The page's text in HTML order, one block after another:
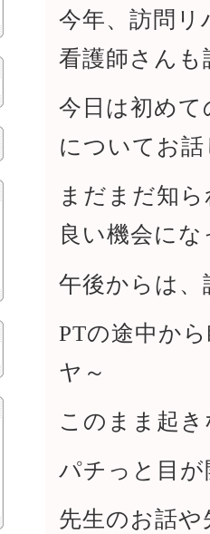
今年、訪問リ
看護師さん
今日は初め
についてお
まだまだ知
良い機会に
午後からは、
PTの途中か
ヤ～
このまま起
パチっと目
先生のお話